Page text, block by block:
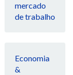
mercado
de trabalho
Economia
&